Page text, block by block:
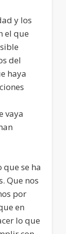
y los
el que
del
haya
vaya
se ha
Que nos
por
en
lo que